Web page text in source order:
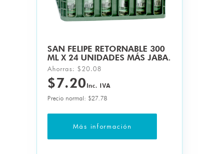
SAN FELIPE RETORNABLE 1000
ML X 12 UNIDADES MÁS JABA
Ahorras: $19.84
$6.12
Precio normal: $25.96
Más información